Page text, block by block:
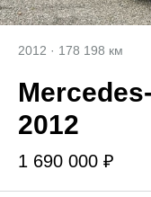
2012 · 178 198 км
2012
1 690 000 ₽